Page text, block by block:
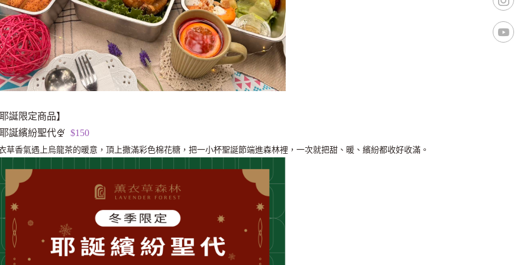
誕限定商品】
誕繽紛聖代🍨 $150
草香氣遇上烏龍茶的暖意，頂上撒滿彩色棉花糖，把一小杯聖誕節端進森林裡，一次就把甜、暖、繽紛都收好收滿。